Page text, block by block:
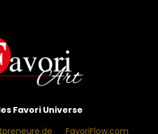
Favori Universe
FavoriFlow.com